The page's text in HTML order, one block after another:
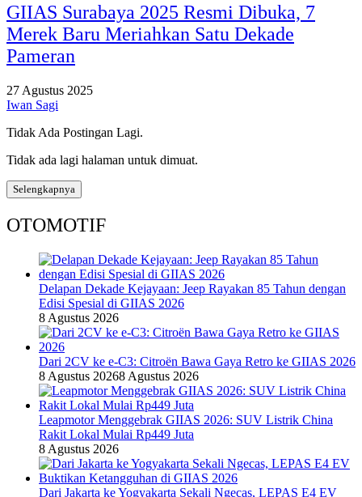
GIIAS Surabaya 2025 Resmi Dibuka, 7
Merek Baru Meriahkan Satu Dekade
Pameran
27 Agustus 2025
Iwan Sagi
Tidak Ada Postingan Lagi.
Tidak ada lagi halaman untuk dimuat.
Selengkapnya
OTOMOTIF
Delapan Dekade Kejayaan: Jeep Rayakan 85 Tahun dengan
Edisi Spesial di GIIAS 2026
8 Agustus 2026
Dari 2CV ke e-C3: Citroën Bawa Gaya Retro ke GIIAS 2026
8 Agustus 20268 Agustus 2026
Leapmotor Menggebrak GIIAS 2026: SUV Listrik China
Rakit Lokal Mulai Rp449 Juta
8 Agustus 2026
Dari Jakarta ke Yogyakarta Sekali Ngecas, LEPAS E4 EV